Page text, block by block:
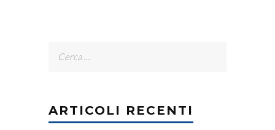
ARTICOLI RECENTI